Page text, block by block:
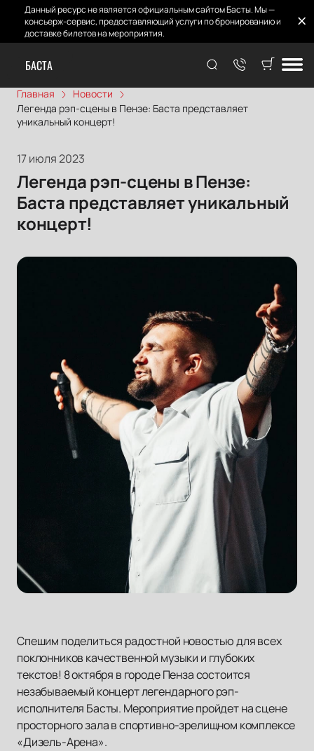
Данный ресурс не является официальным сайтом Басты. Мы —
консьерж-сервис, предоставляющий услуги по бронированию и
доставке билетов на мероприятия.
БАСТА
Главная
Новости
Легенда рэп-сцены в Пензе: Баста представляет
уникальный концерт!
17 июля 2023
Легенда рэп-сцены в Пензе:
Баста представляет уникальный
концерт!
Спешим поделиться радостной новостью для всех
поклонников качественной музыки и глубоких
текстов! 8 октября в городе Пенза состоится
незабываемый концерт легендарного рэп-
исполнителя Басты. Мероприятие пройдет на сцене
просторного зала в спортивно-зрелищном комплексе
«Дизель-Арена».